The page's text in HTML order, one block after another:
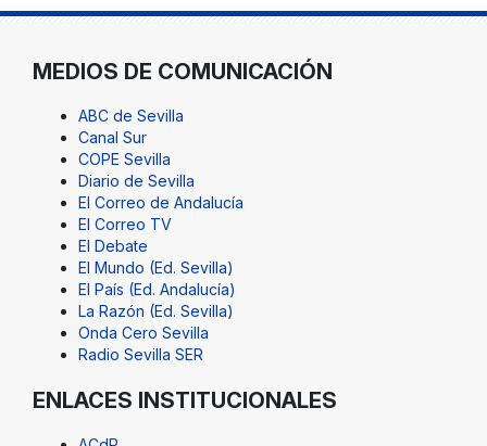
MEDIOS DE COMUNICACIÓN
ABC de Sevilla
Canal Sur
COPE Sevilla
Diario de Sevilla
El Correo de Andalucía
El Correo TV
El Debate
El Mundo (Ed. Sevilla)
El País (Ed. Andalucía)
La Razón (Ed. Sevilla)
Onda Cero Sevilla
Radio Sevilla SER
ENLACES INSTITUCIONALES